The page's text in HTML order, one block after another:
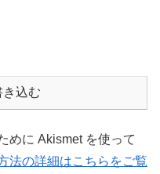
き込む
めに Akismet を使って
法の詳細はこちらをご覧